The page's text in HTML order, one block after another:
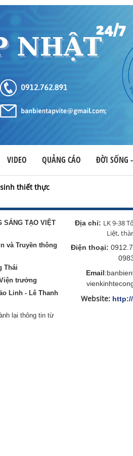
VIDEO QUẢNG CÁO ĐỜI SỐNG
thiết thực
SÁNG TẠO VIỆT
và Truyền thông
Thái
trưởng
Linh - Lê Thanh
lại thông tin từ
Địa chỉ: LK 9-38
Liệt,
Điện thoại:
Email
Website: